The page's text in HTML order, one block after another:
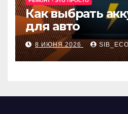
Как выбрать
для авто
8 ИЮНЯ 2026